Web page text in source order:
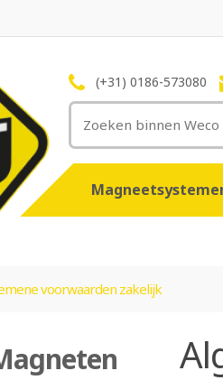
(+31) 0186-573080
voorwaarden zakelijk